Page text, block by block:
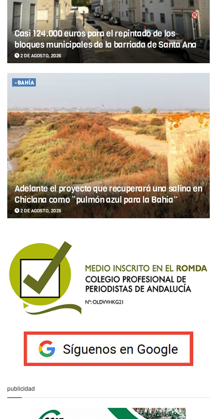
Casi 124.000 euros para el repintado de los
bloques municipales de la barriada de Santa Ana
2 DE AGOSTO, 2026
-BAHÍA
Adelante el proyecto que recuperará una salina en
Chiclana como “pulmón azul para la Bahía”
2 DE AGOSTO, 2026
publicidad